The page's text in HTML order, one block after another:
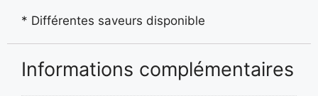
* Différentes saveurs disponible
Informations complémentaires